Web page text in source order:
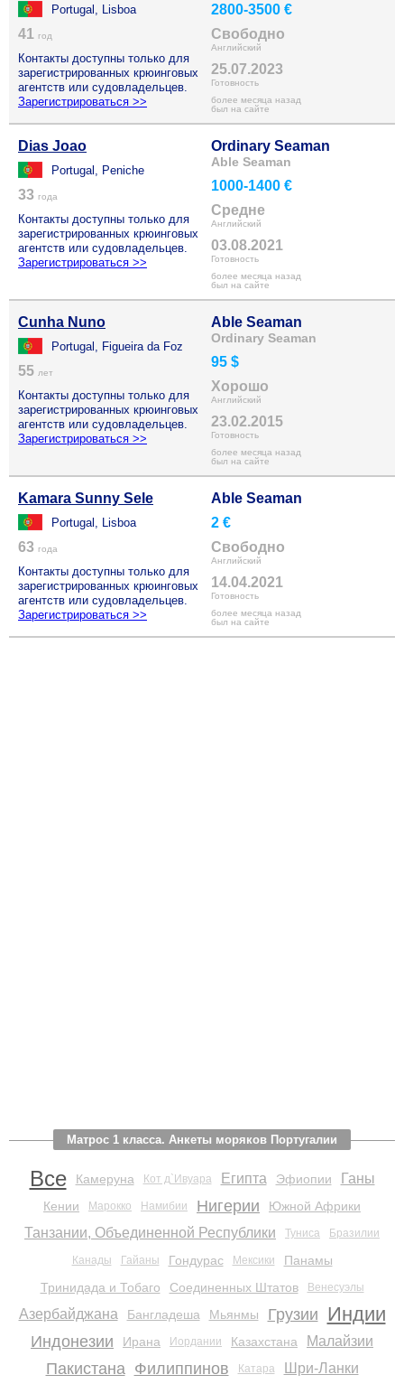
Portugal, Lisboa
41 год
Контакты доступны только для
зарегистрированных крюинговых
агентств или судовладельцев.
Зарегистрироваться >>
2800-3500 €
Свободно
Английский
25.07.2023
Готовность
более месяца назад
был на сайте
Dias Joao
Portugal, Peniche
33 года
Контакты доступны только для
зарегистрированных крюинговых
агентств или судовладельцев.
Зарегистрироваться >>
Ordinary Seaman
Able Seaman
1000-1400 €
Средне
Английский
03.08.2021
Готовность
более месяца назад
был на сайте
Cunha Nuno
Portugal, Figueira da Foz
55 лет
Контакты доступны только для
зарегистрированных крюинговых
агентств или судовладельцев.
Зарегистрироваться >>
Able Seaman
Ordinary Seaman
95 $
Хорошо
Английский
23.02.2015
Готовность
более месяца назад
был на сайте
Kamara Sunny Sele
Portugal, Lisboa
63 года
Контакты доступны только для
зарегистрированных крюинговых
агентств или судовладельцев.
Зарегистрироваться >>
Able Seaman
2 €
Свободно
Английский
14.04.2021
Готовность
более месяца назад
был на сайте
Матрос 1 класса. Анкеты моряков Португалии
Все Камеруна Кот д`Ивуара Египта Эфиопии Ганы
Кении Марокко Намибии Нигерии Южной Африки
Танзании, Объединенной Республики Туниса Бразилии
Канады Гайаны Гондурас Мексики
Панамы
Тринидада и Тобаго
Соединенных Штатов Венесуэлы
Азербайджана Бангладеша Мьянмы Грузии Индии
Индонезии Ирана Иордании Казахстана Малайзии
Пакистана Филиппинов Катара Шри-Ланки